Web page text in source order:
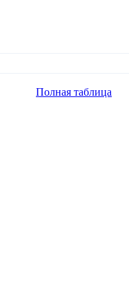
Полная таблица